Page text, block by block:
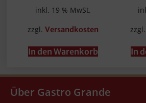
inkl. 19 % MwSt.
zzgl.Versandkosten
In den Warenkorb
zzgl.
In
Über Gastro Grande